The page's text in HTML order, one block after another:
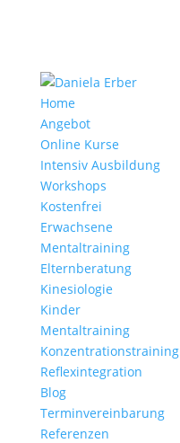
Home
Angebot
Online Kurse
Intensiv Ausbildung
Workshops
Kostenfrei
Erwachsene
Mentaltraining
Elternberatung
Kinesiologie
Kinder
Mentaltraining
Konzentrationstraining
Reflexintegration
Blog
Terminvereinbarung
Referenzen